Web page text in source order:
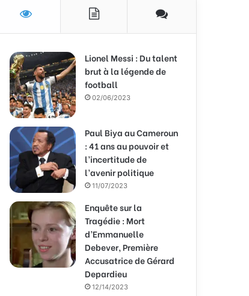
Lionel Messi : Du talent
brut à la légende de
football
02/06/2023
Paul Biya au Cameroun
: 41 ans au pouvoir et
l’incertitude de
l’avenir politique
11/07/2023
Enquête sur la
Tragédie : Mort
d’Emmanuelle
Debever, Première
Accusatrice de Gérard
Depardieu
12/14/2023